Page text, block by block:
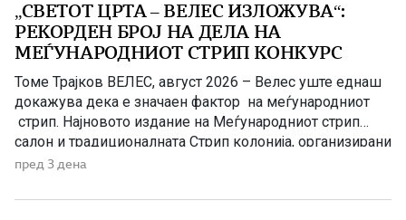
„СВЕТОТ ЦРТА – ВЕЛЕС ИЗЛОЖУВА“:
РЕКОРДЕН БРОЈ НА ДЕЛА НА
МЕЃУНАРОДНИОТ СТРИП КОНКУРС
Томе Трајков ВЕЛЕС, август 2026 – Велес уште еднаш
докажува дека е значаен фактор на меѓународниот
стрип. Најновото издание на Меѓународниот стрип
салон и традиционалната Стрип колонија, организирани
од Стрип центарот на Македонија (СЦМ-Велес),
на пријавени дела на меѓународниот конкурс. Притоа,
пред 3 дена